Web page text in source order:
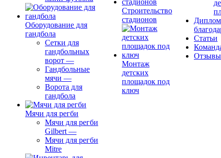
Оборудование для
гандбола
Сетки для
гандбольных
ворот —
Гандбольные
мячи —
Ворота для
гандбола
Мячи для регби
Мячи для регби
Gilbert —
Мячи для регби
Mitre
Строительство
стадионов
Монтаж
детских
площадок под
ключ
Статьи
Отзывы